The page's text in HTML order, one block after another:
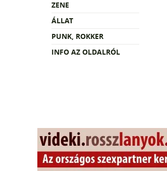
ZENE
ÁLLAT
PUNK, ROKKER
INFO AZ OLDALRÓL